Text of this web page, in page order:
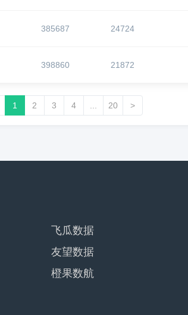
385687 24724
398860 21872
1 2 3 4 20 >
飞瓜数据
友望数据
橙果数航